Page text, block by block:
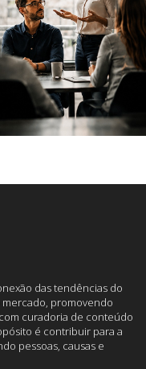
das tendências do
mercado, promovendo
curadoria de conteúdo
é contribuir para a
pessoas, causas e